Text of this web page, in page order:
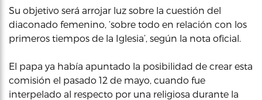
Su objetivo será arrojar luz sobre la cuestión del
diaconado femenino, ‘sobre todo en relación con los
primeros tiempos de la Iglesia’, según la nota oficial.
El papa ya había apuntado la posibilidad de crear esta
comisión el pasado 12 de mayo, cuando fue
interpelado al respecto por una religiosa durante la